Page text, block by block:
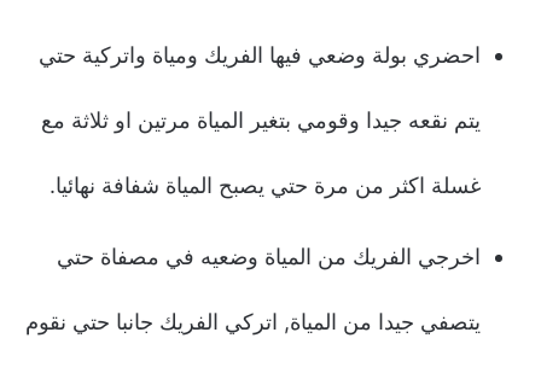
احضري بولة وضعي فيها الفريك ومياة واتركية حتي
يتم نقعه جيدا وقومي بتغير المياة مرتين او ثلاثة مع
غسلة اكثر من مرة حتي يصبح المياة شفافة نهائيا.
اخرجي الفريك من المياة وضعيه في مصفاة حتي
يتصفي جيدا من المياة, اتركي الفريك جانبا حتي نقوم